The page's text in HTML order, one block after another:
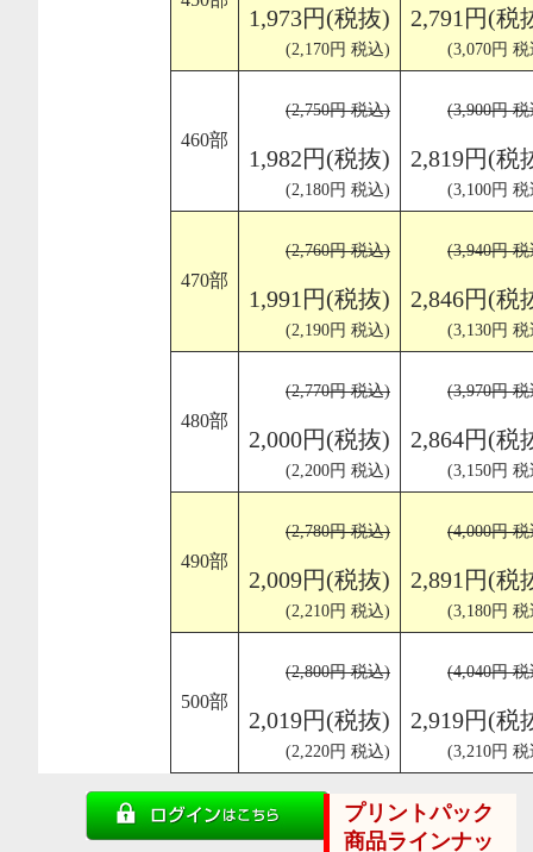
1,973円(税抜)
(2,170円 税込)
2,791円(税
(3,070円
460部
(2,750円 税込)
1,982円(税抜)
(2,180円 税込)
(3,900円
2,819円(税
(3,100円
470部
(2,760円 税込)
1,991円(税抜)
(2,190円 税込)
(3,940円
2,846円(税
(3,130円
480部
(2,770円 税込)
2,000円(税抜)
(2,200円 税込)
(3,970円
2,864円(税
(3,150円
490部
(2,780円 税込)
2,009円(税抜)
(2,210円 税込)
(4,000円
2,891円(税
(3,180円
500部
(2,800円 税込)
2,019円(税抜)
(2,220円 税込)
(4,040円
2,919円(税
(3,210円
プリントパック
商品ラインナッ